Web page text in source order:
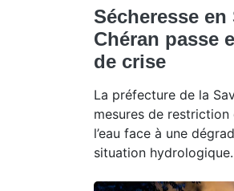
Sécheresse
Chéran passe
de crise
La préfecture de la
mesures de restriction
l’eau face à une
situation hydrologique.